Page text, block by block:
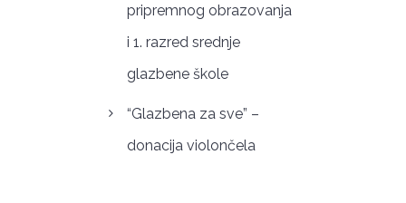
pripremnog obrazovanja
i 1. razred srednje
glazbene škole
“Glazbena za sve” –
donacija violončela